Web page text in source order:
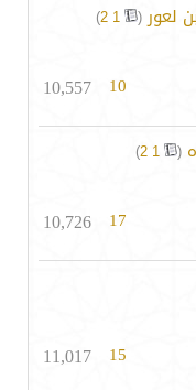
لعور‏
(
1
2
)
10
10,557
(
1
2
)
17
10,726
15
11,017